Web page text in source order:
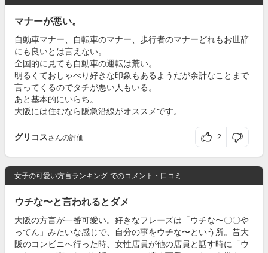
マナーが悪い。
自動車マナー、自転車のマナー、歩行者のマナーどれもお世辞
にも良いとは言えない。
全国的に見ても自動車の運転は荒い。
明るくておしゃべり好きな印象もあるようだが余計なことまで
言ってくるのでタチが悪い人もいる。
あと基本的にいらち。
大阪には住むなら阪急沿線がオススメです。
グリコスさんの評価 2
女子の可愛い方言ランキング でのコメント・口コミ
ウチな〜と言われるとダメ
大阪の方言が一番可愛い。好きなフレーズは「ウチな〜〇〇や
ってん」みたいな感じで、自分の事をウチな〜という所。昔大
阪のコンビニへ行った時、女性店員が他の店員と話す時に「ウ